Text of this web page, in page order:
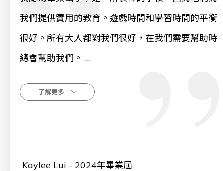
我們提供實用的教育。遊戲時間和學習時間的平衡
很好。所有大人都對我們很好，在我們需要幫助時
總會幫助我們。
持，我覺得與眾不同也沒關係，做自己就好。
了解更多
Kaylee Lui - 2024年畢業屆